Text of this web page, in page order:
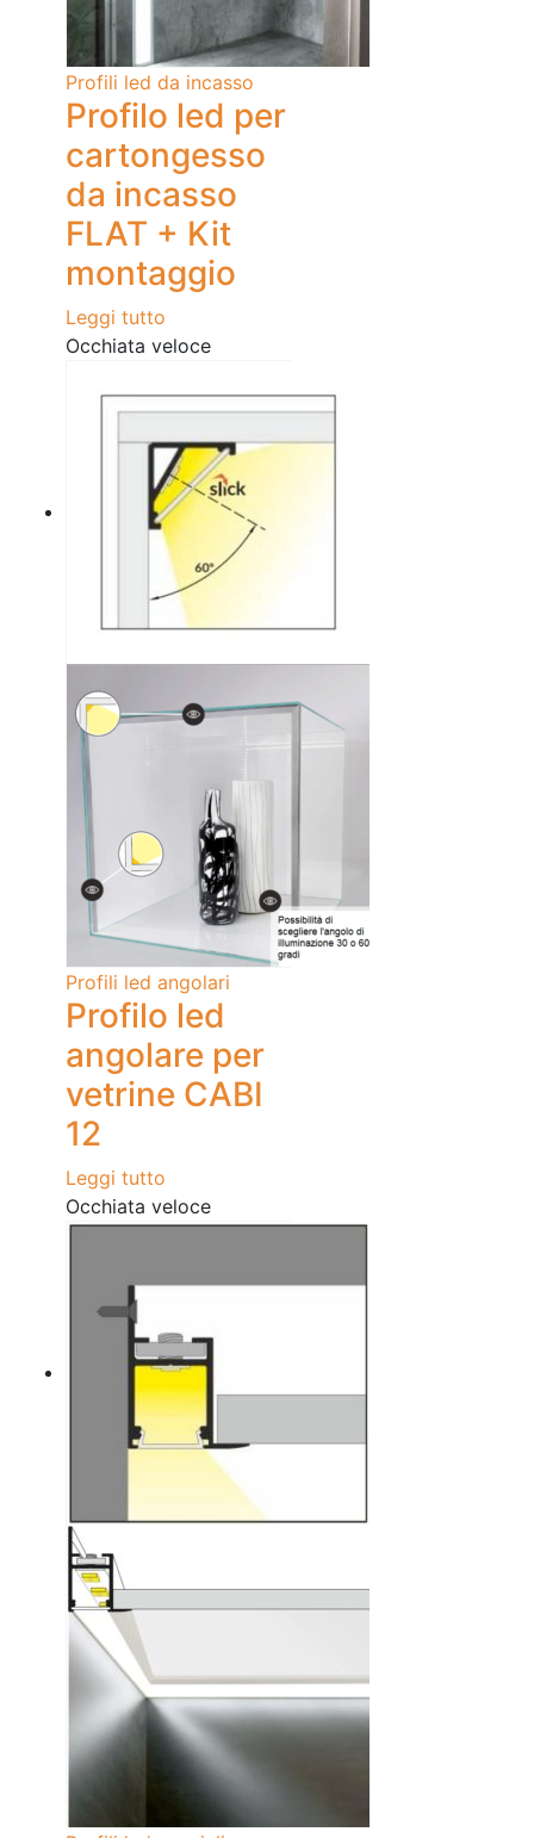
Profili led da incasso
Profilo led per
cartongesso
da incasso
FLAT + Kit
montaggio
Leggi tutto
Occhiata veloce
Profili led angolari
Profilo led
angolare per
vetrine CABI
12
Leggi tutto
Occhiata veloce